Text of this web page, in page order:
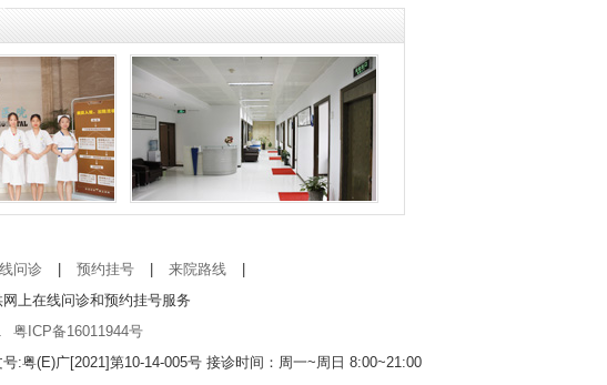
问诊 预约挂号 来院路线
网上在线问诊和预约挂号服务
粤ICP备16011944号
:粤(E)广[2021]第10-14-005号接诊时间：周一~周日 8:00~21:00